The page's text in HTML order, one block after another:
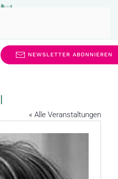
« Alle Veranstaltungen
NEWSLETTER ABONNIEREN